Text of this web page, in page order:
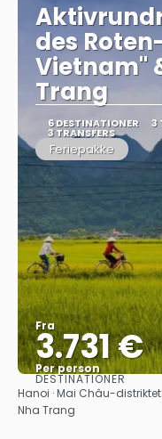
des
Vietnam"
Trang
6 DESTINATIONER 3
3 TRANSFERS
Feriepakke
Fra
3.731 €
Per person
DESTINATIONER
Hanoi · Mai Châu-distriktet
Nha Trang